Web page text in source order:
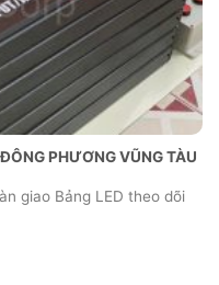
PHƯƠNG VŨNG TÀU
giao Bảng LED theo dõi